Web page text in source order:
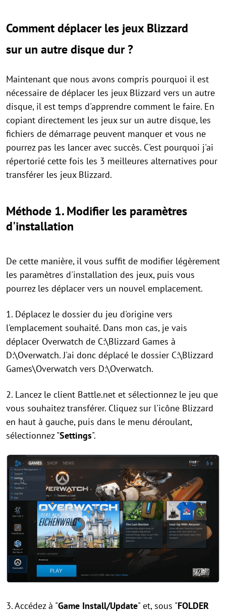
Comment déplacer les jeux Blizzard
sur un autre disque dur ?
Maintenant que nous avons compris pourquoi il est
nécessaire de déplacer les jeux Blizzard vers un autre
disque, il est temps d'apprendre comment le faire. En
copiant directement les jeux sur un autre disque, les
fichiers de démarrage peuvent manquer et vous ne
pourrez pas les lancer avec succès. C'est pourquoi j'ai
répertorié cette fois les 3 meilleures alternatives pour
transférer les jeux Blizzard.
Méthode 1. Modifier les paramètres
d'installation
De cette manière, il vous suffit de modifier légèrement
les paramètres d'installation des jeux, puis vous
pourrez les déplacer vers un nouvel emplacement.
1. Déplacez le dossier du jeu d'origine vers
l'emplacement souhaité. Dans mon cas, je vais
déplacer Overwatch de C:\Blizzard Games à
D:\Overwatch. J'ai donc déplacé le dossier C:\Blizzard
Games\Overwatch vers D:\Overwatch.
2. Lancez le client Battle.net et sélectionnez le jeu que
vous souhaitez transférer. Cliquez sur l'icône Blizzard
en haut à gauche, puis dans le menu déroulant,
sélectionnez "Settings".
3. Accédez à "Game Install/Update" et, sous "FOLDER